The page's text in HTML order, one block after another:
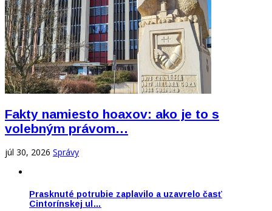
Fakty namiesto hoaxov: ako je to s
volebným právom…
júl 30, 2026 Správy
Prasknuté potrubie zaplavilo a uzavrelo časť
Cintorínskej ul…